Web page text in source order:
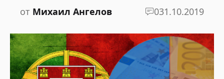
от Михаил Ангелов 031.10.2019